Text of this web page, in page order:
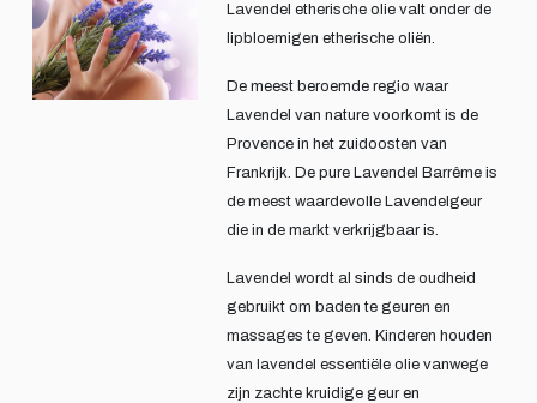
Lavendel etherische olie valt onder de
lipbloemigen etherische oliën.
De meest beroemde regio waar
Lavendel van nature voorkomt is de
Provence in het zuidoosten van
Frankrijk. De pure Lavendel Barrême is
de meest waardevolle Lavendelgeur
die in de markt verkrijgbaar is.
Lavendel wordt al sinds de oudheid
gebruikt om baden te geuren en
massages te geven. Kinderen houden
van lavendel essentiële olie vanwege
zijn zachte kruidige geur en